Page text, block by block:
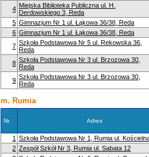
4 Miejska Biblioteka Publiczna ul. H.
Derdowskiego 3, Reda
5 Gimnazjum Nr 1 ul. Łąkowa 36/38, Reda
6 Gimnazjum Nr 1 ul. Łąkowa 36/38, Reda
7 Szkoła Podstawowa Nr 5 ul. Rekowska 36,
Reda
8 Szkoła Podstawowa Nr 3 ul. Brzozowa 30,
Reda
9 Szkoła Podstawowa Nr 3 ul. Brzozowa 30,
Reda
m. Rumia
Nr Adres
1 Szkoła Podstawowa Nr 1, Rumia ul.
2 Zespół Szkół Nr 3, Rumia ul. Sabata 12